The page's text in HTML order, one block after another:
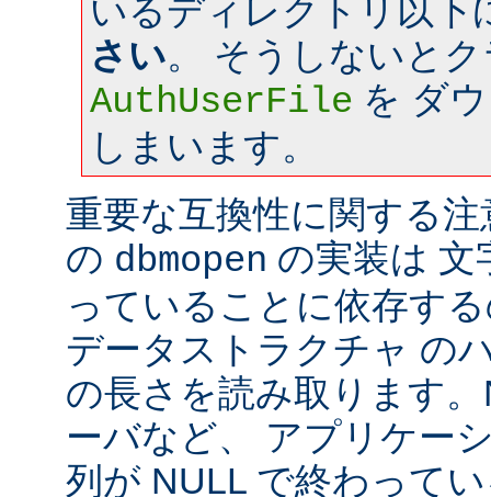
いるディレクトリ以下
さい。 そうしないと
AuthUserFile を ダ
しまいます。
重要な互換性に関する
の dbmopen の実装は 文
っていることに依存す
データストラクチャ の
の長さを読み取ります
ーバなど、 アプリケー
列が NULL で終わって